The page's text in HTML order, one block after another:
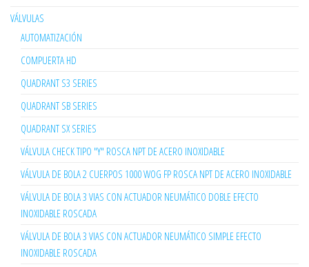
VÁLVULAS
AUTOMATIZACIÓN
COMPUERTA HD
QUADRANT S3 SERIES
QUADRANT SB SERIES
QUADRANT SX SERIES
VÁLVULA CHECK TIPO "Y" ROSCA NPT DE ACERO INOXIDABLE
VÁLVULA DE BOLA 2 CUERPOS 1000 WOG FP ROSCA NPT DE ACERO INOXIDABLE
VÁLVULA DE BOLA 3 VIAS CON ACTUADOR NEUMÁTICO DOBLE EFECTO
INOXIDABLE ROSCADA
VÁLVULA DE BOLA 3 VIAS CON ACTUADOR NEUMÁTICO SIMPLE EFECTO
INOXIDABLE ROSCADA